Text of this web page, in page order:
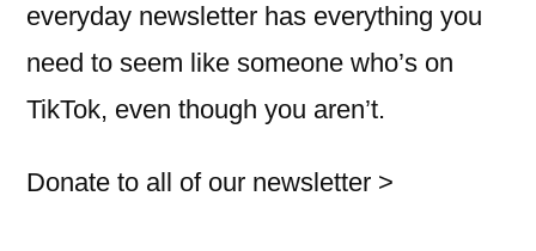
everyday newsletter has everything you
need to seem like someone who’s on
TikTok, even though you aren’t.
Donate to all of our newsletter >